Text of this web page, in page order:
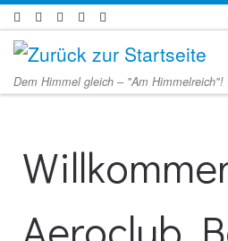
Zum Inhalt springen
Dem Himmel gleich – "Am Himmelreich"!
Aeroclub